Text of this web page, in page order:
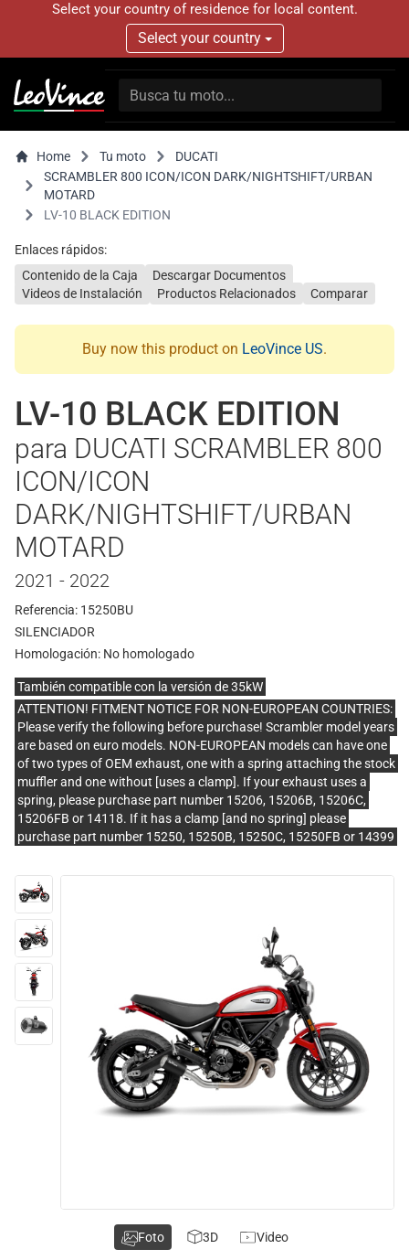
Select your country of residence for local content.
Select your country
Home Tu moto
DUCATI
SCRAMBLER 800 ICON/ICON DARK/NIGHTSHIFT/URBAN
MOTARD
LV-10 BLACK EDITION
Enlaces rápidos:
Contenido de la Caja
Descargar Documentos
Videos de Instalación
Productos Relacionados Comparar
Buy now this product on LeoVince US.
LV-10 BLACK EDITION
para DUCATI SCRAMBLER 800
ICON/ICON
DARK/NIGHTSHIFT/URBAN
MOTARD
2021 - 2022
Referencia: 15250BU
SILENCIADOR
Homologación: No homologado
También compatible con la versión de 35kW
ATTENTION! FITMENT NOTICE FOR NON-EUROPEAN COUNTRIES:
Please verify the following before purchase! Scrambler model years
are based on euro models. NON-EUROPEAN models can have one
of two types of OEM exhaust, one with a spring attaching the stock
muffler and one without [uses a clamp]. If your exhaust uses a
spring, please purchase part number 15206, 15206B, 15206C,
15206FB or 14118. If it has a clamp [and no spring] please
purchase part number 15250, 15250B, 15250C, 15250FB or 14399
Foto 3D Video